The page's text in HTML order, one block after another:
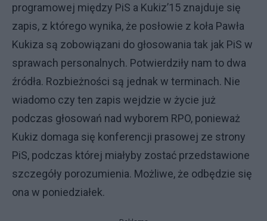
programowej między PiS a Kukiz’15 znajduje się
zapis, z którego wynika, że posłowie z koła Pawła
Kukiza są zobowiązani do głosowania tak jak PiS w
sprawach personalnych. Potwierdziły nam to dwa
źródła. Rozbieżności są jednak w terminach. Nie
wiadomo czy ten zapis wejdzie w życie już
podczas głosowań nad wyborem RPO, ponieważ
Kukiz domaga się konferencji prasowej ze strony
PiS, podczas której miałyby zostać przedstawione
szczegóły porozumienia. Możliwe, że odbędzie się
ona w poniedziałek.